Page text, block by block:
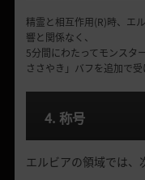
精霊と相互作用(R)時、エ
響と関係なく、
5分間にわたってモンスタ
ささやき」バフを追加で受
4. 称号
エルビアの領域では、